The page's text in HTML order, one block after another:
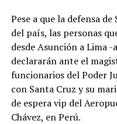
Pese a que la defensa
del país, las personas
desde Asunción a Lima
declararán ante el
funcionarios del Poder
con Santa Cruz y su
de espera vip del
Chávez, en Perú.